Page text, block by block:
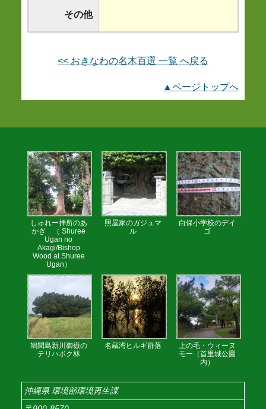
その他
<< おきなわの名木百選 一覧 へ戻る
▲ページトップへ
しゅれー拝所のあ
かぎ （ Shuree
Ugan no
Akagi/Bishop
Wood at Shuree
Ugan）
照屋家のガジュマ
ル
白保小学校のデイ
ゴ
鳩間島新川御嶽の
テリハボク林
名蔵湾ヒルギ群落
上の毛・ウィーヌ
モー（首里城公園
内）
沖縄県 環境部環境再生課